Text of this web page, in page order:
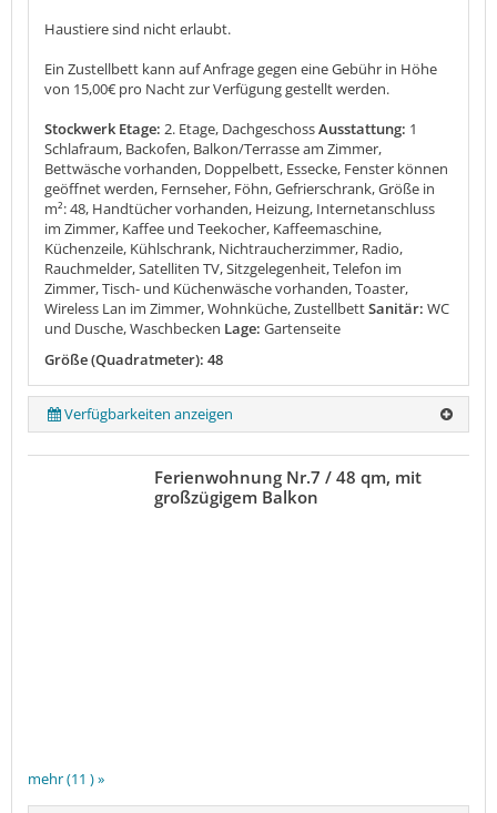
Haustiere sind nicht erlaubt.
Ein Zustellbett kann auf Anfrage gegen eine Gebühr in Höhe
von 15,00€ pro Nacht zur Verfügung gestellt werden.
Stockwerk Etage: 2. Etage, DachgeschossAusstattung: 1
Schlafraum, Backofen, Balkon/Terrasse am Zimmer,
Bettwäsche vorhanden, Doppelbett, Essecke, Fenster können
geöffnet werden, Fernseher, Föhn, Gefrierschrank, Größe in
m²: 48, Handtücher vorhanden, Heizung, Internetanschluss
im Zimmer, Kaffee und Teekocher, Kaffeemaschine,
Küchenzeile, Kühlschrank, Nichtraucherzimmer, Radio,
Rauchmelder, Satelliten TV, Sitzgelegenheit, Telefon im
Zimmer, Tisch- und Küchenwäsche vorhanden, Toaster,
Wireless Lan im Zimmer, Wohnküche, ZustellbettSanitär: WC
und Dusche, Waschbecken Lage: Gartenseite
Größe (Quadratmeter): 48
Verfügbarkeiten anzeigen
mehr (11 ) »
Ferienwohnung Nr.7 / 48 qm, mit
großzügigem Balkon